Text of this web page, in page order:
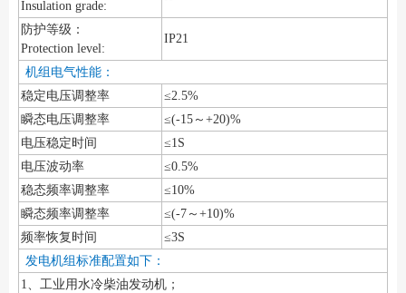
Insulation grade:
防护等级：
Protection level:
IP21
机组电气性能：
稳定电压调整率
≤2.5%
瞬态电压调整率
≤(-15～+20)%
电压稳定时间
≤1S
电压波动率
≤0.5%
稳态频率调整率
≤10%
瞬态频率调整率
≤(-7～+10)%
频率恢复时间
≤3S
发电机组标准配置如下：
1、工业用水冷柴油发动机；